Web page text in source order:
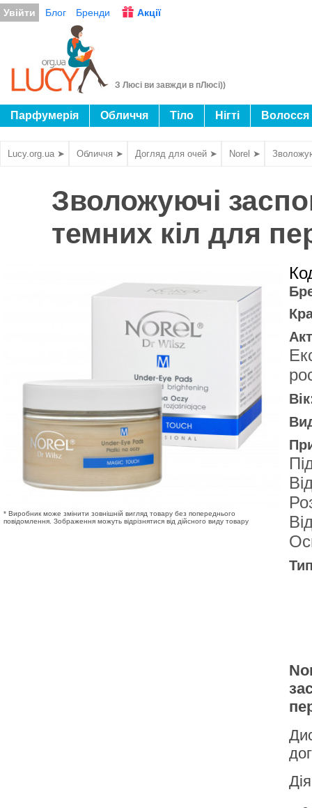
Увійти Блог Бренди Акції
З Люсі ви завжди в пЛюсі))
Парфумерія Обличчя Тіло Нігті Волосся
Lucy.org.ua ➤ Обличчя ➤ Догляд для очей ➤ Norel ➤
Зволожуючі
темних кіл для
* Виробник може змінити зовнішній вигляд товару без попереднього
повідомлення. Зображення можуть відрізнятися від дійсного виду товару